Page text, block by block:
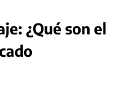
¿Qué son el